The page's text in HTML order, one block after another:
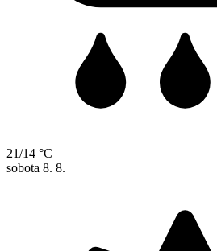
21/14 °C
sobota 8. 8.